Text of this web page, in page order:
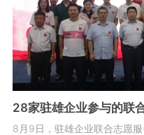
28家驻雄企业参与的联
8月9日，驻雄企业联合志愿